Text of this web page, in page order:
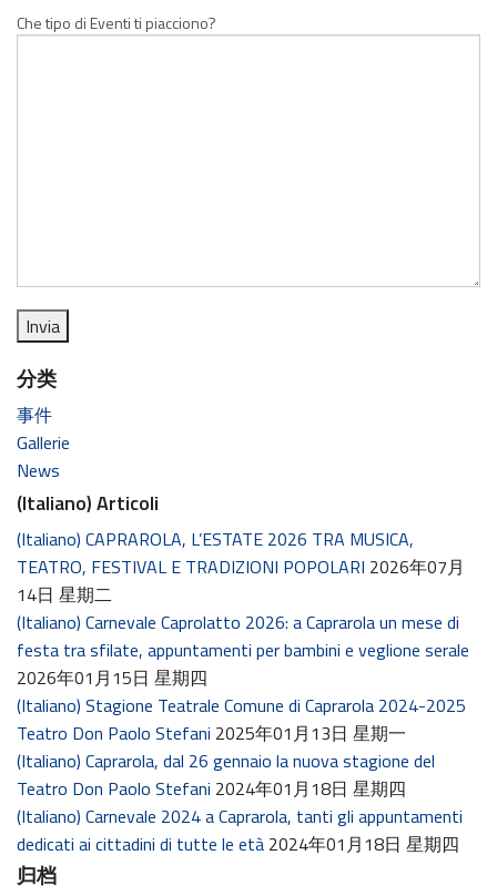
Che tipo di Eventi ti piacciono?
分类
事件
Gallerie
News
(Italiano) Articoli
(Italiano) CAPRAROLA, L’ESTATE 2026 TRA MUSICA,
TEATRO, FESTIVAL E TRADIZIONI POPOLARI 2026年07月
14日 星期二
(Italiano) Carnevale Caprolatto 2026: a Caprarola un mese di
festa tra sfilate, appuntamenti per bambini e veglione serale
2026年01月15日 星期四
(Italiano) Stagione Teatrale Comune di Caprarola 2024-2025
Teatro Don Paolo Stefani 2025年01月13日 星期一
(Italiano) Caprarola, dal 26 gennaio la nuova stagione del
Teatro Don Paolo Stefani 2024年01月18日 星期四
(Italiano) Carnevale 2024 a Caprarola, tanti gli appuntamenti
dedicati ai cittadini di tutte le età 2024年01月18日 星期四
归档